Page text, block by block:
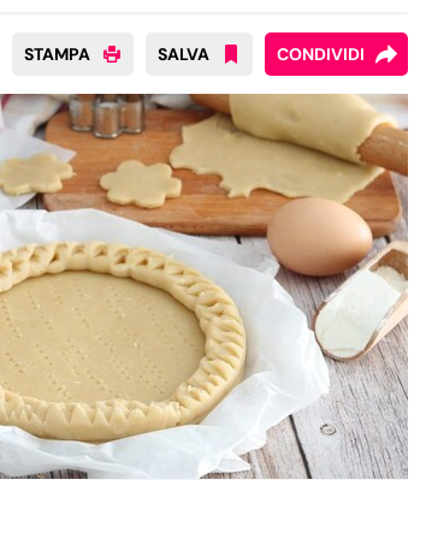
STAMPA SALVA CONDIVIDI